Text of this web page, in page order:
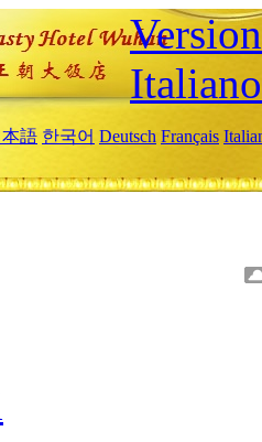
Italiano
本語 한국어 Deutsch Français